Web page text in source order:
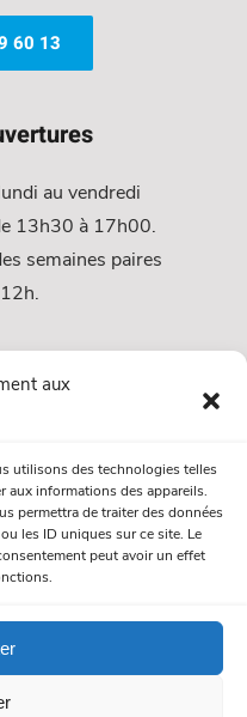
aux
utilisons des technologies telles
aux informations des appareils.
permettra de traiter des données
les ID uniques sur ce site. Le
peut avoir un effet
60 13
au vendredi
13h30 à 17h00.
semaines paires
réservés. /Mentions légales
Politique de confidentialité